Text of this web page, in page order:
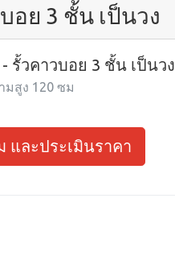
อย 3 ชั้น เป็นวง
- รั้วคาวบอย 3 ชั้น เป็นวง
มสูง 120 ซม
และประเมินราคา